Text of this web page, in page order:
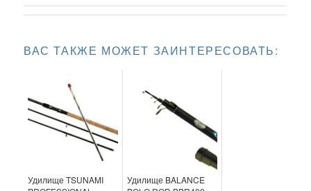
ВАС ТАКЖЕ МОЖЕТ ЗАИНТЕРЕСОВАТЬ:
Удилище TSUNAMI
Удилище BALANCE